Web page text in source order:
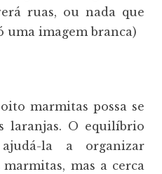
ruas, ou nada que
uma imagem branca)
marmitas possa se
laranjas. O equilíbrio
la a organizar
mas a cerca